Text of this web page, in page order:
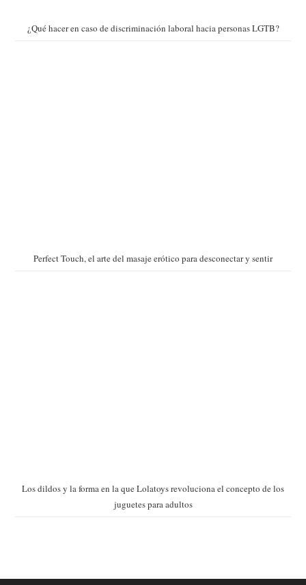
¿Qué hacer en caso de discriminación laboral hacia personas LGTB?
Perfect Touch, el arte del masaje erótico para desconectar y sentir
Los dildos y la forma en la que Lolatoys revoluciona el concepto de los
juguetes para adultos